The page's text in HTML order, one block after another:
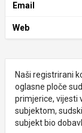
Email
Web
Naši registrirani
oglasne ploče
primjerice, vijesti
subjektom,
subjekt bio